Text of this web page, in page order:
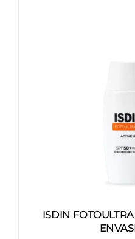
ISDIN